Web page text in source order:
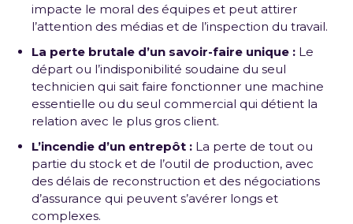
impacte le moral des équipes et peut attirer
l’attention des médias et de l’inspection du travail.
La perte brutale d’un savoir-faire unique : Le
départ ou l’indisponibilité soudaine du seul
technicien qui sait faire fonctionner une machine
essentielle ou du seul commercial qui détient la
relation avec le plus gros client.
L’incendie d’un entrepôt : La perte de tout ou
partie du stock et de l’outil de production, avec
des délais de reconstruction et des négociations
d’assurance qui peuvent s’avérer longs et
complexes.